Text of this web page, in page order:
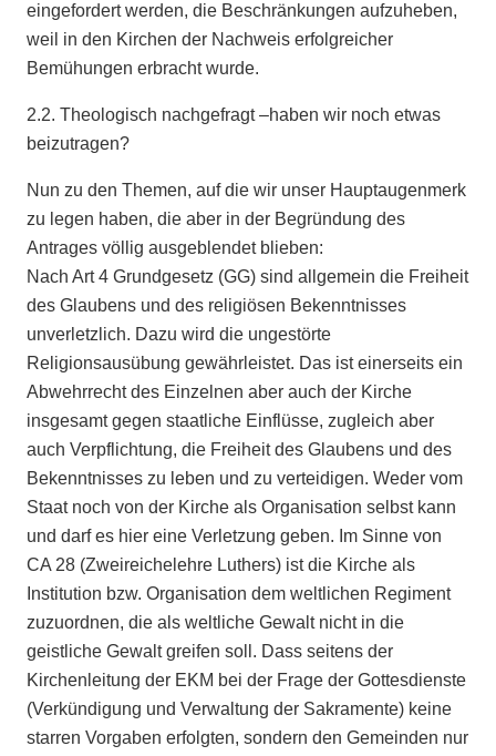
eingefordert werden, die Beschränkungen aufzuheben,
weil in den Kirchen der Nachweis erfolgreicher
Bemühungen erbracht wurde.
2.2. Theologisch nachgefragt –haben wir noch etwas
beizutragen?
Nun zu den Themen, auf die wir unser Hauptaugenmerk
zu legen haben, die aber in der Begründung des
Antrages völlig ausgeblendet blieben:
Nach Art 4 Grundgesetz (GG) sind allgemein die Freiheit
des Glaubens und des religiösen Bekenntnisses
unverletzlich. Dazu wird die ungestörte
Religionsausübung gewährleistet. Das ist einerseits ein
Abwehrrecht des Einzelnen aber auch der Kirche
insgesamt gegen staatliche Einflüsse, zugleich aber
auch Verpflichtung, die Freiheit des Glaubens und des
Bekenntnisses zu leben und zu verteidigen. Weder vom
Staat noch von der Kirche als Organisation selbst kann
und darf es hier eine Verletzung geben. Im Sinne von
CA 28 (Zweireichelehre Luthers) ist die Kirche als
Institution bzw. Organisation dem weltlichen Regiment
zuzuordnen, die als weltliche Gewalt nicht in die
geistliche Gewalt greifen soll. Dass seitens der
Kirchenleitung der EKM bei der Frage der Gottesdienste
(Verkündigung und Verwaltung der Sakramente) keine
starren Vorgaben erfolgten, sondern den Gemeinden nur